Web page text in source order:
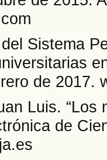
Sistema
de 2017.
Luis.
de